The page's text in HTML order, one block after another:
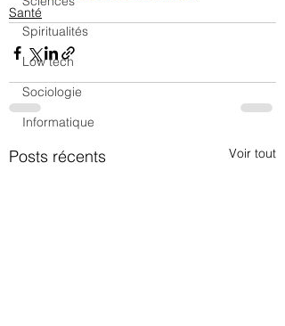
Spiritualités
Low tech
Sociologie
Informatique
Santé
Posts récents Voir tout